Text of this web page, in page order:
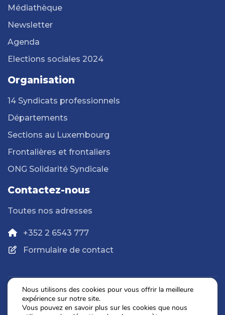
Médiathèque
Newsletter
Agenda
Elections sociales 2024
Organisation
14 Syndicats professionnels
Départements
Sections au Luxembourg
Frontalières et frontaliers
ONG Solidarité Syndicale
Contactez-nous
Toutes nos adresses
+352 2 6543 777
Formulaire de contact
Politique de confidentialité
Nous utilisons des cookies pour vous offrir la meilleure
expérience sur notre site.
Vous pouvez en savoir plus sur les cookies que nous